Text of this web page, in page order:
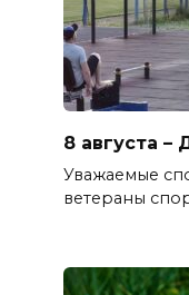
8 августа –
Уважаемые
ветераны